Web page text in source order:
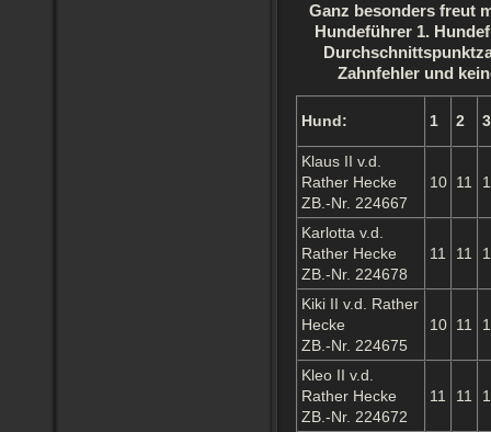
Ganz besonders freut
Hundeführer 1.
Zahnfehler und
Hund: 1 2 3
Klaus II v.d.
Rather Hecke
ZB.-Nr. 224667
10 11
Karlotta v.d.
Rather Hecke
ZB.-Nr. 224678
11 11
Kiki II v.d. Rather
Hecke
ZB.-Nr. 224675
10 11
Kleo II v.d.
Rather Hecke
ZB.-Nr. 224672
11 11